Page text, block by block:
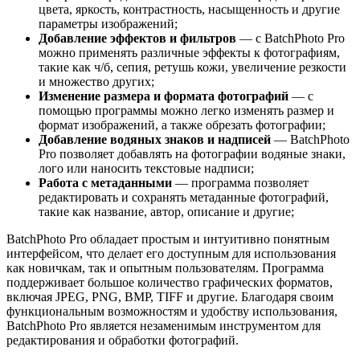
цвета, яркость, контрастность, насыщенность и другие
параметры изображений;
Добавление эффектов и фильтров — с BatchPhoto Pro
можно применять различные эффекты к фотографиям,
такие как ч/б, сепия, ретушь кожи, увеличение резкости
и множество других;
Изменение размера и формата фотографий — с
помощью программы можно легко изменять размер и
формат изображений, а также обрезать фотографии;
Добавление водяных знаков и надписей — BatchPhoto
Pro позволяет добавлять на фотографии водяные знаки,
лого или наносить текстовые надписи;
Работа с метаданными — программа позволяет
редактировать и сохранять метаданные фотографий,
такие как название, автор, описание и другие;
BatchPhoto Pro обладает простым и интуитивно понятным
интерфейсом, что делает его доступным для использования
как новичкам, так и опытным пользователям. Программа
поддерживает большое количество графических форматов,
включая JPEG, PNG, BMP, TIFF и другие. Благодаря своим
функциональным возможностям и удобству использования,
BatchPhoto Pro является незаменимым инструментом для
редактирования и обработки фотографий.